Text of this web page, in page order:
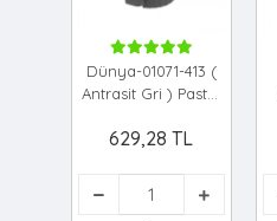
Dünya-01071-413 (
Antrasit Gri ) Pastel
Pedallı ) Çöp
)*4=k
629,28 TL